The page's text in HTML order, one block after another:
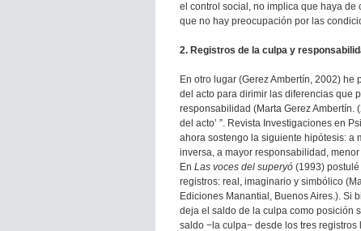
el control social, no implica que haya
que no hay preocupación por las
2. Registros de la culpa y
En otro lugar (Gerez Ambertín, 2002)
del acto para dirimir las diferencias que
responsabilidad (Marta Gerez Ambertín.
del acto’ ”. Revista Investigaciones en
ahora sostengo la siguiente hipótesis: a
inversa, a mayor responsabilidad,
En Las voces del superyó (1993)
registros: real, imaginario y simbólico
Ediciones Manantial, Buenos Aires.). Si
deja el saldo de la culpa como posición
saldo −la culpa− desde los tres registros